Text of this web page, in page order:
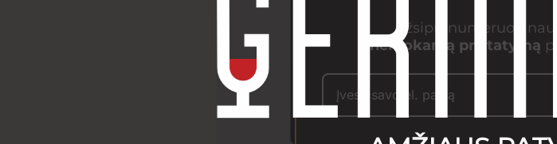
Užsiprenumeruok
nemokamą pristatymą